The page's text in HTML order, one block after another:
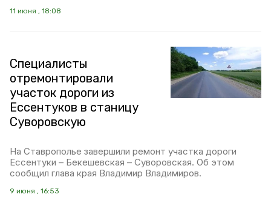
11 июня , 18:08
Специалисты
отремонтировали
участок дороги из
Ессентуков в станицу
Суворовскую
На Ставрополье завершили ремонт участка дороги
Ессентуки – Бекешевская – Суворовская. Об этом
сообщил глава края Владимир Владимиров.
9 июня , 16:53